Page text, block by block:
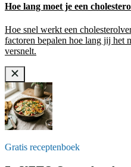
Hoe lang moet je een
Hoe snel werkt een
factoren bepalen hoe lang jij het
versnelt.
Gratis receptenboek